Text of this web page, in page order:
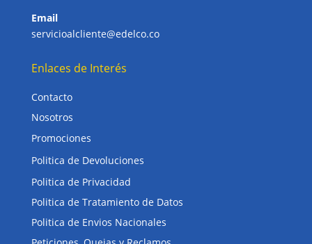
Email
servicioalcliente@edelco.co
Enlaces de Interés
Contacto
Nosotros
Promociones
Politica de Devoluciones
Politica de Privacidad
Politica de Tratamiento de Datos
Politica de Envios Nacionales